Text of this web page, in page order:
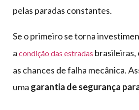
pelas paradas constantes.
Se o primeiro se torna
a condição das estradas brasileiras,
as chances de falha mecânica.
uma garantia de segurança